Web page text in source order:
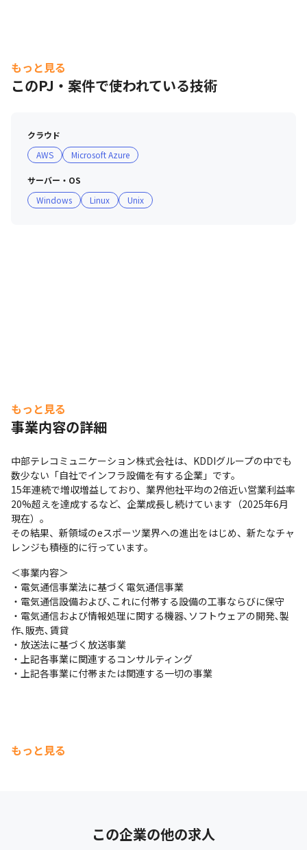
もっと見る
このPJ・案件で使われている技術
クラウド
AWS
Microsoft Azure
サーバー・OS
Windows
Linux Unix
もっと見る
事業内容の詳細
中部テレコミュニケーション株式会社は、KDDIグループの中でも
数少ない「自社でインフラ設備を有する企業」です。
15年連続で増収増益しており、業界他社平均の2倍近い営業利益率
20%超えを達成するなど、企業成長し続けています（2025年6月
現在）。
その結果、新領域のeスポーツ業界への進出をはじめ、新たなチャ
レンジも積極的に行っています。
＜事業内容＞
・電気通信事業法に基づく電気通信事業
・電気通信設備および､これに付帯する設備の工事ならびに保守
・電気通信および情報処理に関する機器､ソフトウェアの開発､製
作､販売､賃貸
・放送法に基づく放送事業
・上記各事業に関連するコンサルティング
・上記各事業に付帯または関連する一切の事業
もっと見る
この企業の他の求人